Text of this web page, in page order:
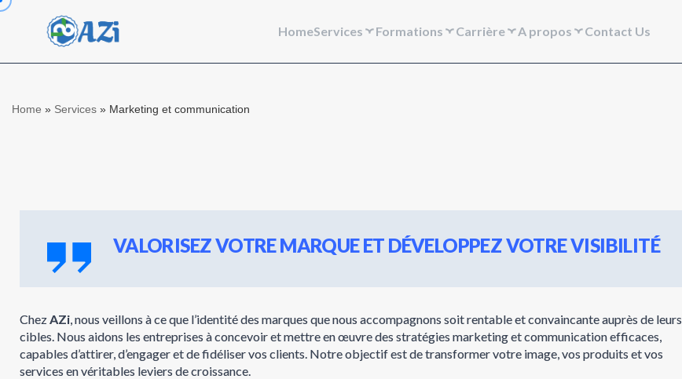
HomeServices Formations Carrière A propos Contact Us
Home » Services » Marketing et communication
VALORISEZ VOTRE MARQUE ET DÉVELOPPEZ VOTRE VISIBILITÉ
ChezAZi, nous veillons à ce que l’identité des marques que nous accompagnons soit rentable et convaincante auprès de leurs
cibles. Nous aidons les entreprises à concevoir et mettre en œuvre des stratégies marketing et communication efficaces,
capables d’attirer, d’engager et de fidéliser vos clients. Notre objectif est de transformer votre image, vos produits et vos
services en véritables leviers de croissance.